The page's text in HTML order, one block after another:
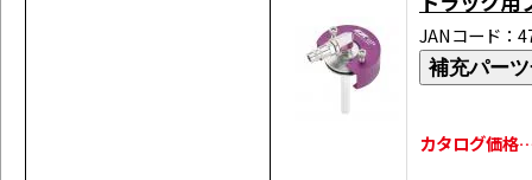
JANコード：
補充パー
カタログ価格